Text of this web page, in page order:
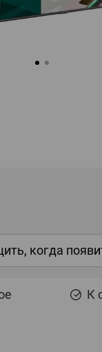
когда
К